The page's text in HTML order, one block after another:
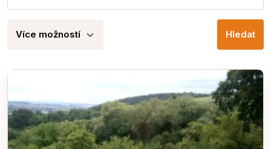
Více možností